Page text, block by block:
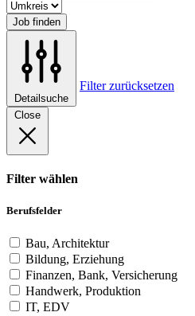
Job finden
Detailsuche
Filter zurücksetzen
Close
Filter wählen
Berufsfelder
Bau, Architektur
Bildung, Erziehung
Finanzen, Bank, Versicherung
Handwerk, Produktion
IT, EDV